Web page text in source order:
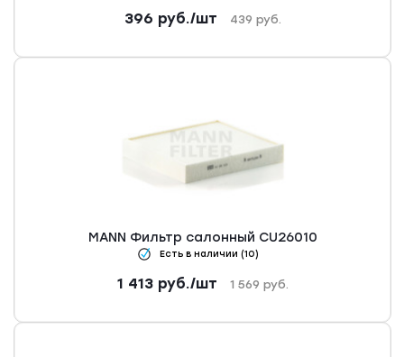
396 руб./шт 439 руб.
MANN Фильтр салонный CU26010
Есть в наличии (10)
1 413 руб./шт 1 569 руб.